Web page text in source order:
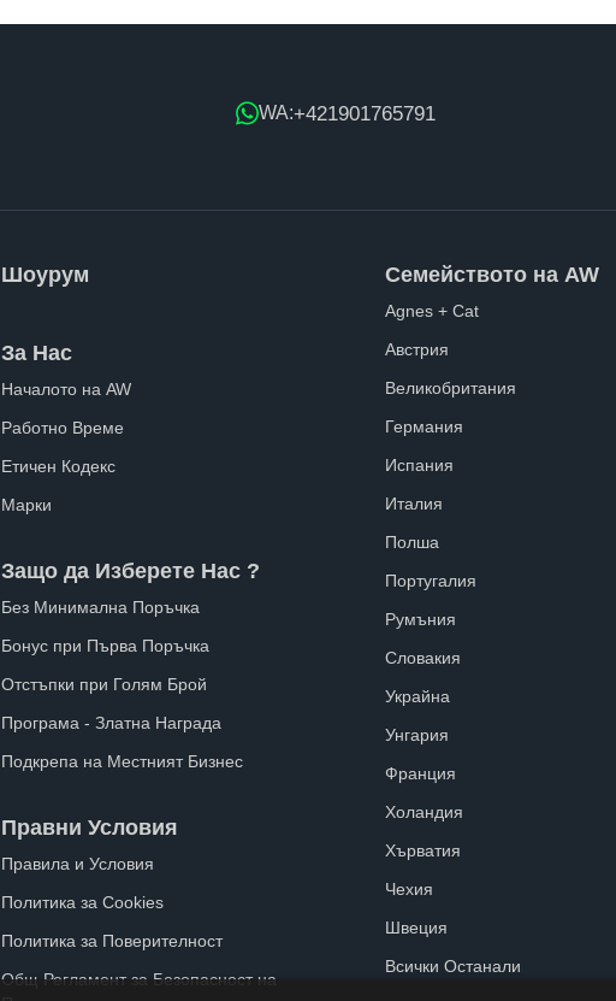
WA:+421901765791
Шоурум
За Нас
Началото на AW
Работно Време
Етичен Кодекс
Марки
Защо да Изберете Нас ?
Без Минимална Поръчка
Бонус при Първа Поръчка
Отстъпки при Голям Брой
Програма - Златна Награда
Подкрепа на Местният Бизнес
Правни Условия
Правила и Условия
Политика за Cookies
Политика за Поверителност
Общ Регламент за Безопасност на
Семейството на AW
Agnes + Cat
Австрия
Великобритания
Германия
Испания
Италия
Полша
Португалия
Румъния
Словакия
Украйна
Унгария
Франция
Холандия
Хърватия
Чехия
Швеция
Всички Останали